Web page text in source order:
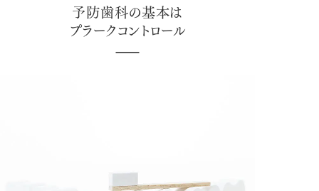
予防歯科の基本は
プラークコントロール